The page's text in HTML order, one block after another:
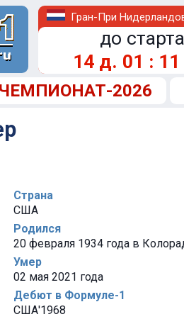
Гран-При
до
14 д. 01 : 11
ЧЕМПИОНАТ-2026
Страна
США
Родился
20 февраля 1934 года в
Умер
02 мая 2021 года
Дебют в Формуле-1
США'1968